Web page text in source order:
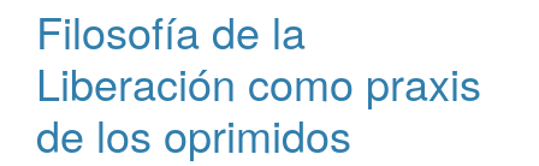
Filosofía de la
Liberación como praxis
de los oprimidos